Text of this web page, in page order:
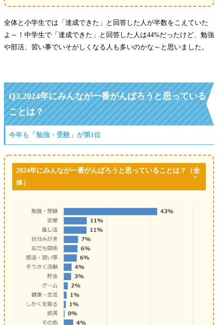
全体と小学生では「達成できた」と回答した人が半数をこえていた
よ～！中学生で「達成できた」と回答した人は44%だったけど、勉強
や部活、習い事でいそがしくなる人も多いのかな～と思いました。
Q3.2024年にみんなが一番がんばろうと思っている
ことは？
今年も「勉強・受験」が第1位
2024年にみんなが一番がんばろうと思っていることは？
（全
体）